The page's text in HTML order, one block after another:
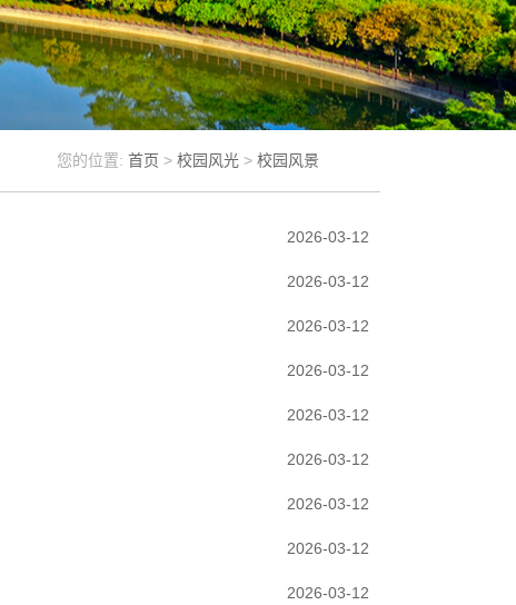
您的位置: 首页 > 校园风光 > 校园风景
2026-03-12
2026-03-12
2026-03-12
2026-03-12
2026-03-12
2026-03-12
2026-03-12
2026-03-12
2026-03-12